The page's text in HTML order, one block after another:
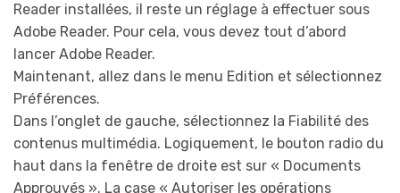
Reader installées, il reste un réglage à effectuer sous
Adobe Reader. Pour cela, vous devez tout d’abord
lancer Adobe Reader.
Maintenant, allez dans le menu Edition et sélectionnez
Préférences.
Dans l’onglet de gauche, sélectionnez la Fiabilité des
contenus multimédia. Logiquement, le bouton radio du
haut dans la fenêtre de droite est sur « Documents
Approuvés ». La case « Autoriser les opérations